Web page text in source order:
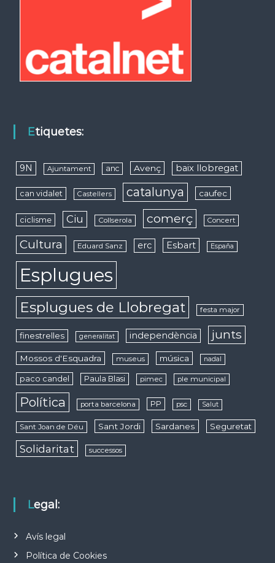
Etiquetes:
9N Ajuntament anc Avenç baix llobregat
can vidalet Castellers catalunya caufec
ciclisme Ciu Collserola comerç Concert
Cultura Eduard Sanz erc Esbart España
Esplugues
Esplugues de Llobregat festa major
finestrelles generalitat independència junts
Mossos d'Esquadra museus música nadal
paco candel Paula Blasi pimec ple municipal
Política porta barcelona PP psc Salut
Sant Joan de Déu Sant Jordi Sardanes Seguretat
Solidaritat successos
Legal:
Avís legal
Política de Cookies